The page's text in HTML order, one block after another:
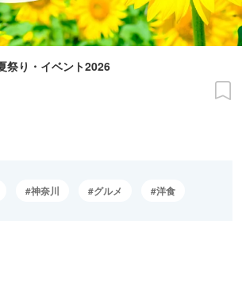
祭り・イベント2026
神奈川 グルメ 洋食